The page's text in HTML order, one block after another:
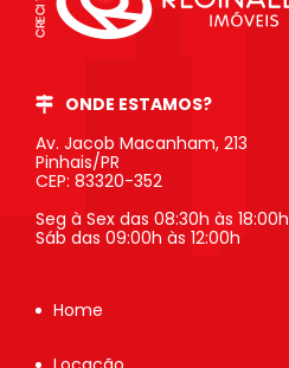
ONDE ESTAMOS?
Av. Jacob Macanham, 213
Pinhais/PR
CEP: 83320-352
Seg à Sex das 08:30h às 18:00h
Sáb das 09:00h às 12:00h
Home